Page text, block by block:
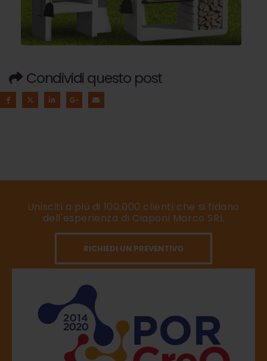
Condividi questo post
Unisciti a più di 100.000 clienti che si fidano
dell'esperienza di Ciaponi Marco SRL
RICHIEDI UN PREVENTIVO